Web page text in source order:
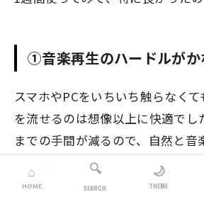
①音楽再生のハードルがか
スマホやPCをいちいち触らなく
を流せるのは想像以上に快適でし
までの手間が減るので、自然と音
⌂
HOME
🔍
SEARCH
🌙
THEME